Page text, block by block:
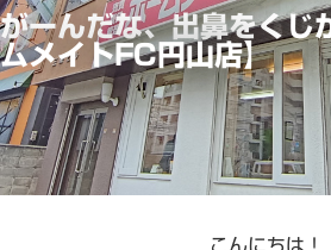
がーんだな、出鼻をくじ
ムメイトFC円山店】
こんにちは！